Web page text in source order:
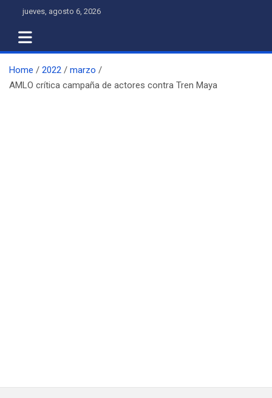
content
jueves, agosto 6, 2026
Home 2022
marzo
AMLO crítica campaña de actores contra Tren Maya